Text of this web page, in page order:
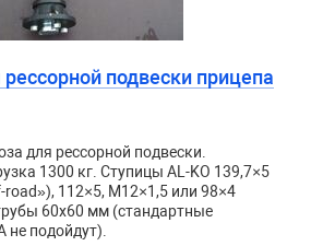
подвески прицепа
для рессорной подвески.
1300 кг. Ступицы AL-KO 139,7×5
112×5, М12×1,5 или 98×4
60х60 мм (стандартные
подойдут).